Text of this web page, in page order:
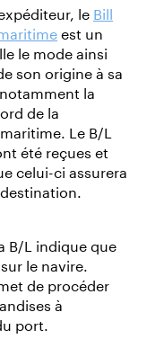
le Bill
est un
le mode ainsi
son origine à sa
la
de la
Le B/L
été reçues et
celui-ci assurera
B/L indique que
le navire.
de procéder
à
port.